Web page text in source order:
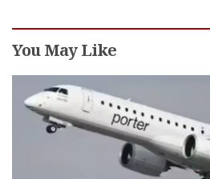
You May Like